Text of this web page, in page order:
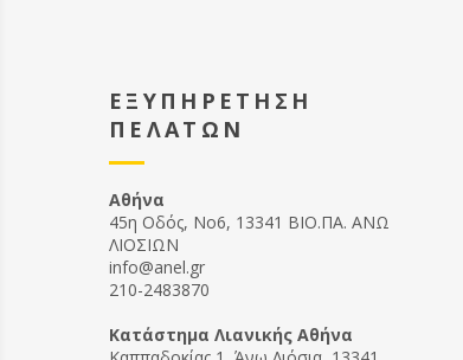
ΕΞΥΠΗΡΕΤΗΣΗ
ΠΕΛΑΤΩΝ
Αθήνα
45η Οδός, Νο6, 13341 ΒΙΟ.ΠΑ. ΑΝΩ
ΛΙΟΣΙΩΝ
info@anel.gr
210-2483870
Kατάστημα Λιανικής Αθήνα